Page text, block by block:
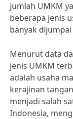
jumlah UMKM
beberapa jenis
banyak
Menurut data
jenis UMKM
adalah usaha
kerajinan
menjadi salah
Indonesia,